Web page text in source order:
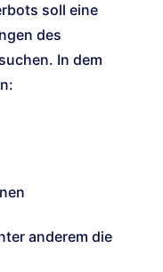
soll eine
des
In dem
anderem die